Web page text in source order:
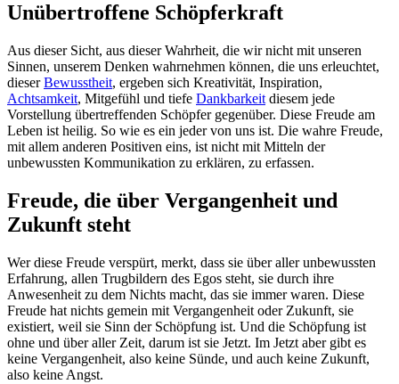
Unübertroffene Schöpferkraft
Aus dieser Sicht, aus dieser Wahrheit, die wir nicht mit unseren
Sinnen, unserem Denken wahrnehmen können, die uns erleuchtet,
dieserBewusstheit, ergeben sich Kreativität, Inspiration,
Achtsamkeit, Mitgefühl und tiefe Dankbarkeit diesem jede
Vorstellung übertreffenden Schöpfer gegenüber. Diese Freude am
Leben ist heilig. So wie es ein jeder von uns ist. Die wahre Freude,
mit allem anderen Positiven eins, ist nicht mit Mitteln der
unbewussten Kommunikation zu erklären, zu erfassen.
Freude, die über Vergangenheit und
Zukunft steht
Wer diese Freude verspürt, merkt, dass sie über aller unbewussten
Erfahrung, allen Trugbildern des Egos steht, sie durch ihre
Anwesenheit zu dem Nichts macht, das sie immer waren. Diese
Freude hat nichts gemein mit Vergangenheit oder Zukunft, sie
existiert, weil sie Sinn der Schöpfung ist. Und die Schöpfung ist
ohne und über aller Zeit, darum ist sie Jetzt. Im Jetzt aber gibt es
keine Vergangenheit, also keine Sünde, und auch keine Zukunft,
also keine Angst.